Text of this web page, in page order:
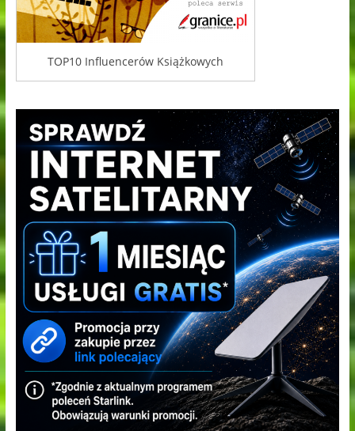
TOP10 Influencerów Książkowych